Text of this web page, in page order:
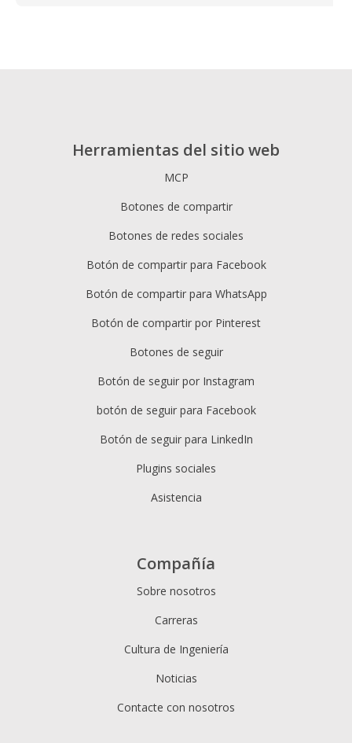
Herramientas del sitio web
MCP
Botones de compartir
Botones de redes sociales
Botón de compartir para Facebook
Botón de compartir para WhatsApp
Botón de compartir por Pinterest
Botones de seguir
Botón de seguir por Instagram
botón de seguir para Facebook
Botón de seguir para LinkedIn
Plugins sociales
Asistencia
Compañía
Sobre nosotros
Carreras
Cultura de Ingeniería
Noticias
Contacte con nosotros